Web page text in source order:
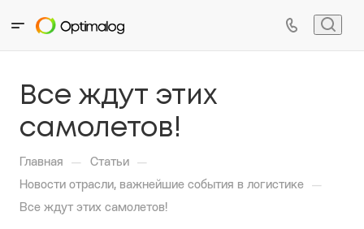
Все ждут этих
самолетов!
Главная — Статьи —
Новости отрасли, важнейшие события в логистике —
Все ждут этих самолетов!